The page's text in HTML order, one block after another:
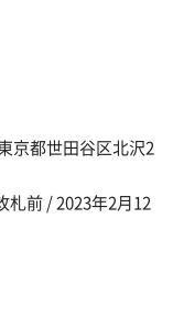
京都世田谷区北沢2
札前 / 2023年2月12